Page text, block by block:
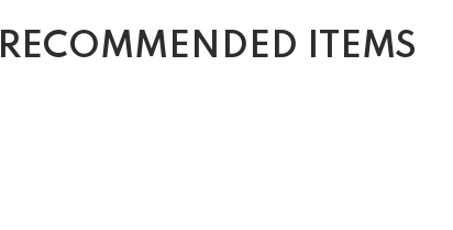
RECOMMENDED ITEMS